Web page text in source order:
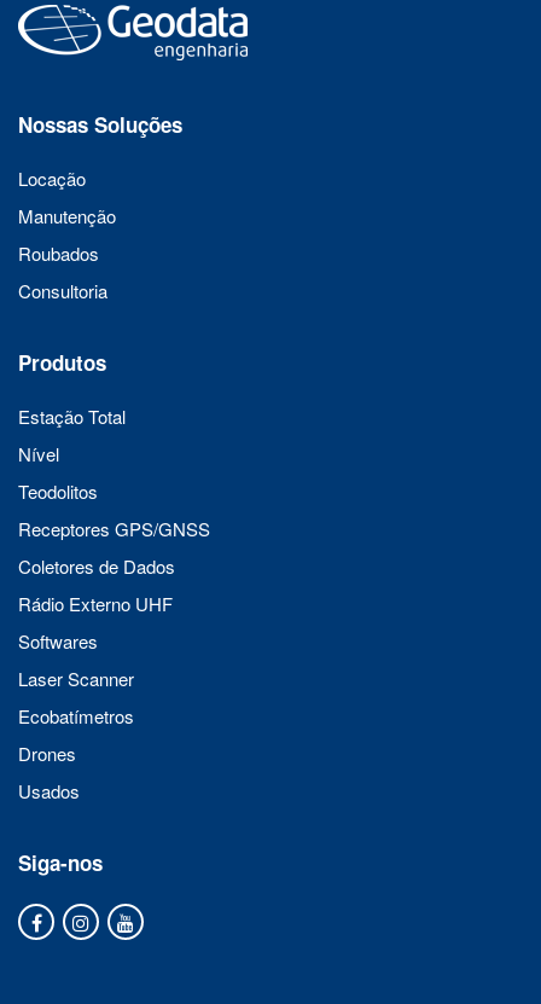
Nossas Soluções
Locação
Manutenção
Roubados
Consultoria
Produtos
Estação Total
Nível
Teodolitos
Receptores GPS/GNSS
Coletores de Dados
Rádio Externo UHF
Softwares
Laser Scanner
Ecobatímetros
Drones
Usados
Siga-nos